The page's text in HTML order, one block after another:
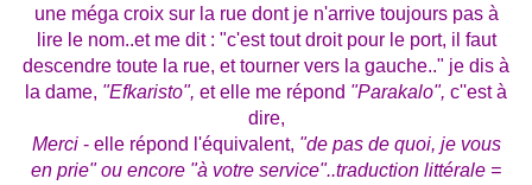
une méga croix sur la rue dont je n'arrive toujours pas à
lire le nom..et me dit : "c'est tout droit pour le port, il faut
descendre toute la rue, et tourner vers la gauche.." je dis à
la dame, "Efkaristo", et elle me répond "Parakalo", c''est à
dire,
Merci- elle répond l'équivalent, "de pas de quoi, je vous
en prie" ou encore "à votre service"..traduction littérale =